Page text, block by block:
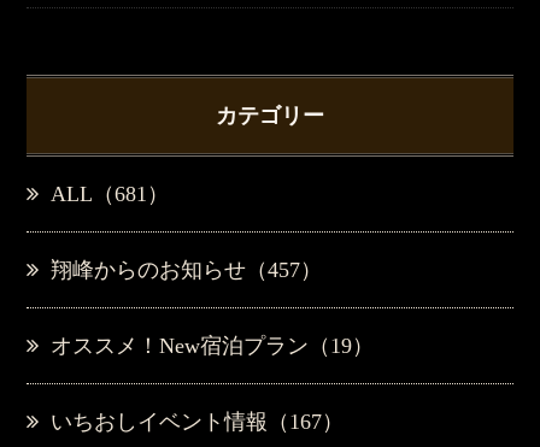
カテゴリー
ALL（681）
翔峰からのお知らせ（457）
オススメ！New宿泊プラン（19）
いちおしイベント情報（167）